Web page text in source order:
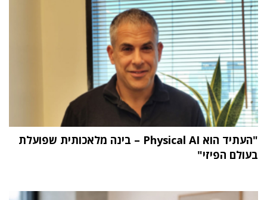
"העתיד הוא Physical AI – בינה מלאכותית שפועלת
בעולם הפיזי"